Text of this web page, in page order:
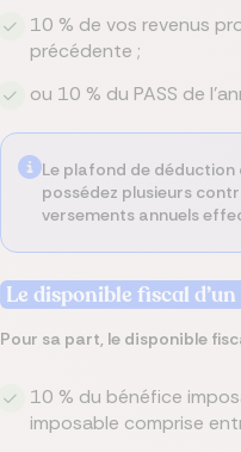
10 % de vos revenus
précédente ;
ou 10 % du PASS de
Le plafond de déduction
possédez plusieurs
versements annuels
Le disponible fiscal
Pour sa part, le disponible
10 % du bénéfice
imposable comprise